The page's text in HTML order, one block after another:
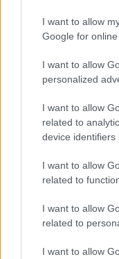
I want to allow
Google for
I want to allow
personalized
I want to allow
related to
device identifiers
I want to allow
related to
I want to allow
related to
I want to allow
a
SIR ALEX